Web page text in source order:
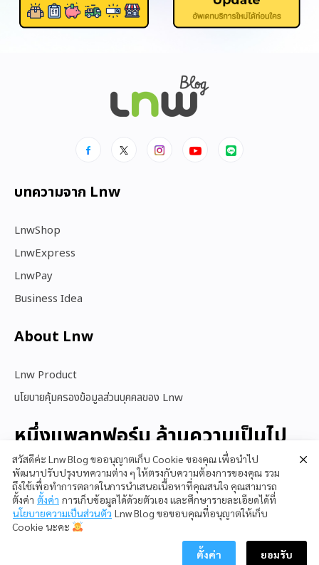
บทความจาก Lnw
LnwShop
LnwExpress
LnwPay
Business Idea
About Lnw​
Lnw Product
นโยบายคุ้มครองข้อมูลส่วนบุคคลของ Lnw
หนึ่งแพลทฟอร์ม ล้านความเป็นไป
ได้
สนใจใช้ LnwShop
สวัสดีค่ะ Lnw Blog ขออนุญาตเก็บ Cookie ของคุณ เพื่อนำไป
พัฒนาปรับปรุงบทความต่าง ๆ ให้ตรงกับความต้องการของคุณ รวม
ถึงใช้เพื่อทำการตลาดในการนำเสนอเนื้อหาที่คุณสนใจ คุณสามารถ
ตั้งค่า ตั้งค่า การเก็บข้อมูลได้ด้วยตัวเอง และศึกษารายละเอียดได้ที่
นโยบายความเป็นส่วนตัว Lnw Blog ขอขอบคุณที่อนุญาตให้เก็บ
Cookie นะคะ
ตั้งค่า ยอมรับ